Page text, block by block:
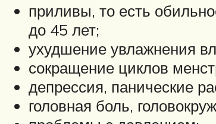
приливы, то есть
до 45 лет;
ухудшение увлажнения
сокращение циклов
депрессия, панические
головная боль,